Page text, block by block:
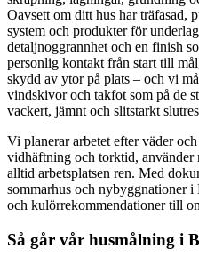
Oavsett om ditt hus har träfasad,
system och produkter för
detaljnoggrannhet och en finish
personlig kontakt från start till
skydd av ytor på plats – och vi
vindskivor och takfot som på de
vackert, jämnt och slitstarkt
Vi planerar arbetet efter väder
vidhäftning och torktid,
alltid arbetsplatsen ren. Med
sommarhus och nybyggnationer i
och kulörrekommendationer till
Så går vår husmålning i